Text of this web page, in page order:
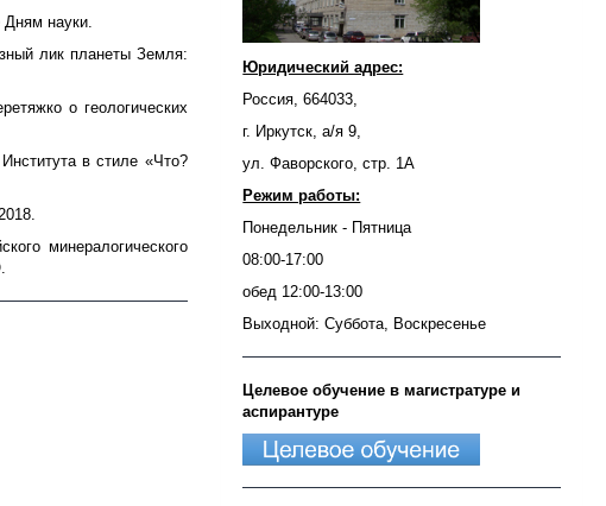
науки.
лик планеты Земля:
о геологических
в стиле «Что?
минералогического
Юридический адрес:
Россия, 664033,
г. Иркутск, а/я 9,
ул. Фаворского, стр. 1А
Режим работы:
Понедельник - Пятница
08:00-17:00
обед 12:00-13:00
Выходной: Суббота, Воскресенье
Целевое обучение в магистратуре и
аспирантуре